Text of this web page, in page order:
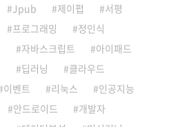
Jpub 제이펍
서평
프로그래밍
정인식
자바스크립트
아이패드
딥러닝
클라우드
이벤트 리눅스
인공지능
안드로이드
개발자